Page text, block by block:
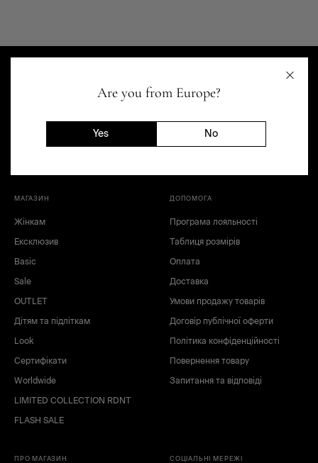
Are you from Europe?
Yes No
ANDRE TAN DENIM DROP
ANDRE TAN DENIM
XS
M
XL
XXL
чорний
МАГАЗИН
Жінкам
Ексклюзив
Basic
Sale
OUTLET
Дітям та підліткам
Look
Сертифікати
Worldwide
LIMITED COLLECTION RDNT
FLASH SALE
ДОПОМОГА
Програма лояльності
Таблиця розмірів
Оплата
Доставка
Умови продажу товарів
Договір публічної оферти
Політика конфіденційності
Повернення товару
Запитання та відповіді
ПРО МАГАЗИН СОЦІАЛЬНІ МЕРЕЖІ